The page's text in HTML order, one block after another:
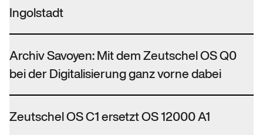
Ingolstadt
Archiv Savoyen: Mit dem Zeutschel OS Q0
bei der Digitalisierung ganz vorne dabei
Zeutschel OS C1 ersetzt OS 12000 A1